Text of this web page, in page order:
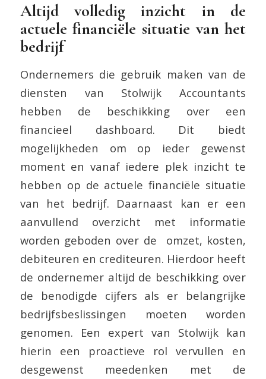
Altijd volledig inzicht in de
actuele financiële situatie van het
bedrijf
Ondernemers die gebruik maken van de
diensten van Stolwijk Accountants
hebben de beschikking over een
financieel dashboard. Dit biedt
mogelijkheden om op ieder gewenst
moment en vanaf iedere plek inzicht te
hebben op de actuele financiële situatie
van het bedrijf. Daarnaast kan er een
aanvullend overzicht met informatie
worden geboden over de omzet, kosten,
debiteuren en crediteuren. Hierdoor heeft
de ondernemer altijd de beschikking over
de benodigde cijfers als er belangrijke
bedrijfsbeslissingen moeten worden
genomen. Een expert van Stolwijk kan
hierin een proactieve rol vervullen en
desgewenst meedenken met de